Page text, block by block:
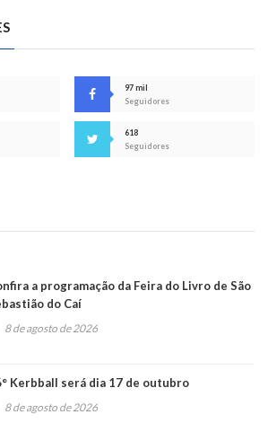
97 mil
Seguidores
618
Seguidores
a programação da Feira do Livro de São
do Caí
8 de agosto de 2026
Kerbball será dia 17 de outubro
8 de agosto de 2026